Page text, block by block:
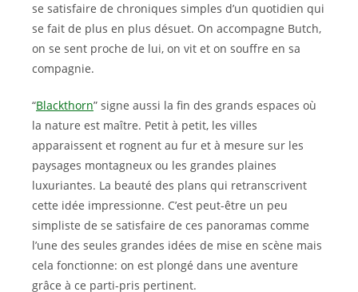
se satisfaire de chroniques simples d’un quotidien qui
se fait de plus en plus désuet. On accompagne Butch,
on se sent proche de lui, on vit et on souffre en sa
compagnie.
“Blackthorn” signe aussi la fin des grands espaces où
la nature est maître. Petit à petit, les villes
apparaissent et rognent au fur et à mesure sur les
paysages montagneux ou les grandes plaines
luxuriantes. La beauté des plans qui retranscrivent
cette idée impressionne. C’est peut-être un peu
simpliste de se satisfaire de ces panoramas comme
l’une des seules grandes idées de mise en scène mais
cela fonctionne: on est plongé dans une aventure
grâce à ce parti-pris pertinent.